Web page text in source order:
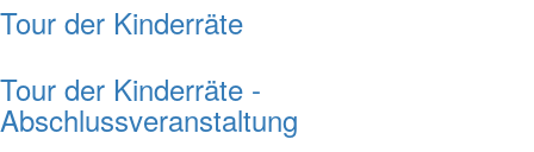
Tour der Kinderräte
Tour der Kinderräte -
Abschlussveranstaltung